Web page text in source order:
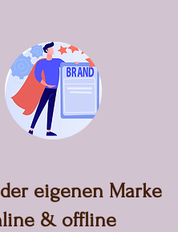
eigenen Marke
& offline